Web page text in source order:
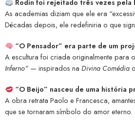
Rodin foi rejeitado três vezes pela
As academias diziam que ele era
Décadas depois, ele redefiniria o que
“O Pensador” era parte de um
A escultura foi criada originalmente para
Inferno” — inspirados na Divina Comédia
“O Beijo” nasceu de uma história
A obra retrata Paolo e Francesca,
que se tornaram símbolo do amor eterno.